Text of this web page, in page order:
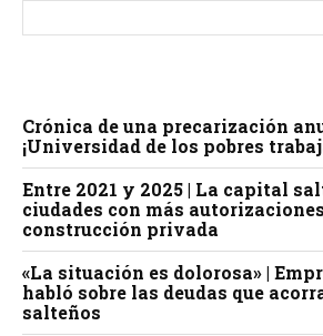
Crónica de una precarización
¡Universidad de los pobres
Entre 2021 y 2025 | La capital
ciudades con más
construcción privada
«La situación es dolorosa» |
habló sobre las deudas que
salteños